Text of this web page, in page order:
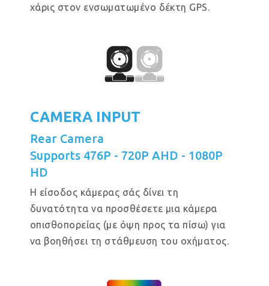
χάρις στον ενσωματωμένο δέκτη GPS.
CAMERA INPUT
Rear Camera
Supports 476P - 720P AHD - 1080P
HD
Η είσοδος κάμερας σάς δίνει τη
δυνατότητα να προσθέσετε μια κάμερα
οπισθοπορείας (με όψη προς τα πίσω) για
να βοηθήσει τη στάθμευση του οχήματος.